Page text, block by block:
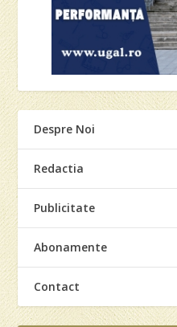
Despre Noi
Redactia
Publicitate
Abonamente
Contact